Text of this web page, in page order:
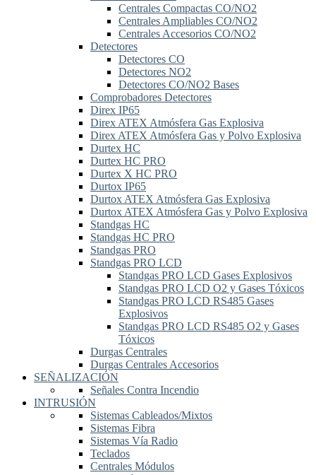
Centrales Compactas CO/NO2
Centrales Ampliables CO/NO2
Centrales Accesorios CO/NO2
Detectores
Detectores CO
Detectores NO2
Detectores CO/NO2 Bases
Comprobadores Detectores
Direx IP65
Direx ATEX Atmósfera Gas Explosiva
Direx ATEX Atmósfera Gas y Polvo Explosiva
Durtex HC
Durtex HC PRO
Durtex X HC PRO
Durtox IP65
Durtox ATEX Atmósfera Gas Explosiva
Durtox ATEX Atmósfera Gas y Polvo Explosiva
Standgas HC
Standgas HC PRO
Standgas PRO
Standgas PRO LCD
Standgas PRO LCD Gases Explosivos
Standgas PRO LCD O2 y Gases Tóxicos
Standgas PRO LCD RS485 Gases
Explosivos
Standgas PRO LCD RS485 O2 y Gases
Tóxicos
Durgas Centrales
Durgas Centrales Accesorios
SEÑALIZACIÓN
Señales Contra Incendio
INTRUSIÓN
Sistemas Cableados/Mixtos
Sistemas Fibra
Sistemas Vía Radio
Teclados
Centrales Módulos